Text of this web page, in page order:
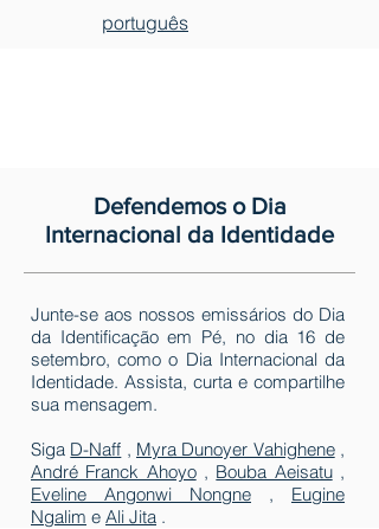
português
Defendemos o Dia
Internacional da Identidade
Junte-se aos nossos emissários do Dia
da Identificação em Pé, no dia 16 de
setembro, como o Dia Internacional da
Identidade. Assista, curta e compartilhe
sua mensagem.
Siga D-Naff , Myra Dunoyer Vahighene,
André Franck Ahoyo, Bouba Aeisatu,
Eveline Angonwi Nongne , Eugine
Ngalim e Ali Jita .